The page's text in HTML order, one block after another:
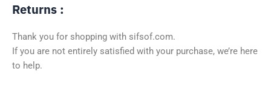
Returns :
Thank you for shopping with sifsof.com.
If you are not entirely satisfied with your purchase, we’re here
to help.